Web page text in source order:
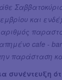
και
cafe -
παράσταση
συνέντευξη